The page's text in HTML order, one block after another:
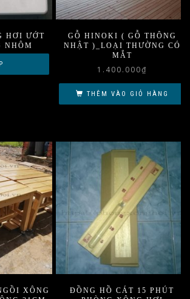
HƠI ƯỚT
NHÔM
GỖ HINOKI ( GỖ THÔNG
NHẬT )_LOẠI THƯỜNG CÓ
MẮT
1.400.000₫
THÊM VÀO GIỎ HÀNG
XÔNG
ĐỒNG HỒ CÁT 15 PHÚT